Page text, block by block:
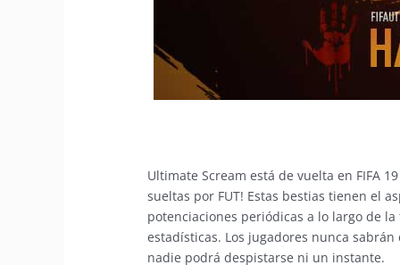
Ultimate Scream está de vuelta en FIFA
sueltas por FUT! Estas bestias tienen el
potenciaciones periódicas a lo largo de
estadísticas. Los jugadores nunca
nadie podrá despistarse ni un instante.